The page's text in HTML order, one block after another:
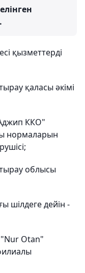
қызметтерді
қаласы әкімі
ККО"
нормаларын
облысы
шілдеге дейін -
Otan"